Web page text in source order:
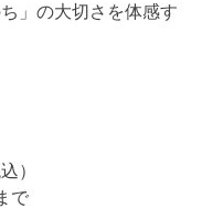
」の大切さを体感す
）
で